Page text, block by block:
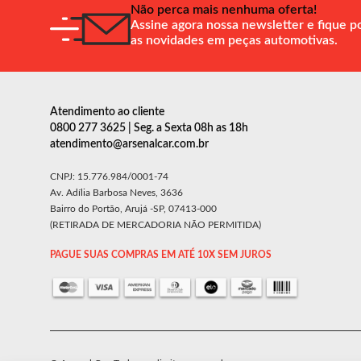
Não perca mais nenhuma oferta!
Assine agora nossa newsletter e fique
as novidades em peças automotivas.
Atendimento ao cliente
0800 277 3625 | Seg. a Sexta 08h as 18h
atendimento@arsenalcar.com.br
CNPJ: 15.776.984/0001-74
Av. Adília Barbosa Neves, 3636
Bairro do Portão, Arujá -SP, 07413-000
(RETIRADA DE MERCADORIA NÃO PERMITIDA)
PAGUE SUAS COMPRAS EM ATÉ 10X SEM JUROS